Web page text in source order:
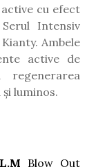
cu efect
Intensiv
Ambele
active de
regenerarea
luminos.
Blow Out